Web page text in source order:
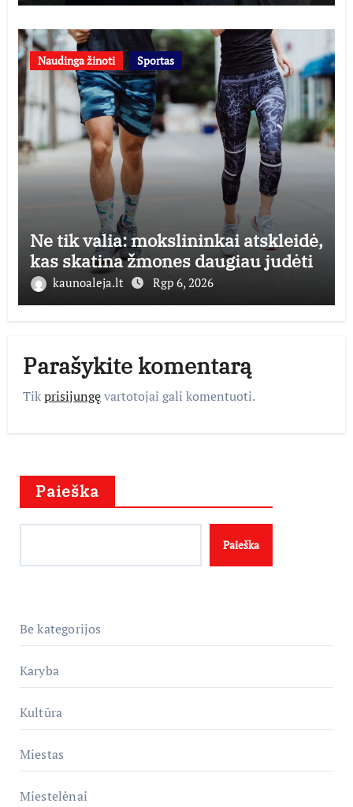
Naudinga žinoti Sportas
Ne tik valia: mokslininkai atskleidė,
kas skatina žmones daugiau judėti
kaunoaleja.lt Rgp 6, 2026
Parašykite komentarą
Tikprisijungęvartotojai gali komentuoti.
Paieška
Paieška
Be kategorijos
Karyba
Kultūra
Miestas
Miestelėnai